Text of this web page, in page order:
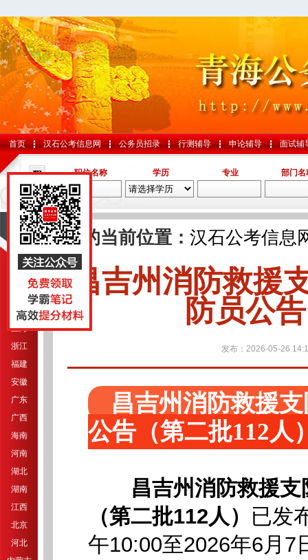
首页 汉石公考信息网 公务员招录 行测辅导 申论辅导 面试辅
职位名称 学历 专业 部门名
导航
江苏
上海
浙江
福建
安徽
广东
广西
海南
河南
湖北
湖南
江西
北京
河北
您的当前位置： 汉石公考信息
昌吉州消防救援
防员公
发布：2026-05-26
昌吉州消防救援
公告（第二批112人
昌吉州消防救援
（第二批112人） 已发
午10:00至2026年6月7